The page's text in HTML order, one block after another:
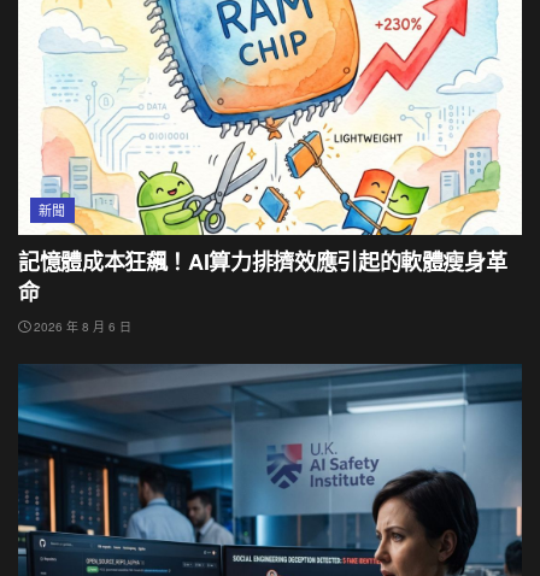
新聞
記憶體成本狂飆！AI算力排擠效應引起的軟體瘦身革
命
2026 年 8 月 6 日